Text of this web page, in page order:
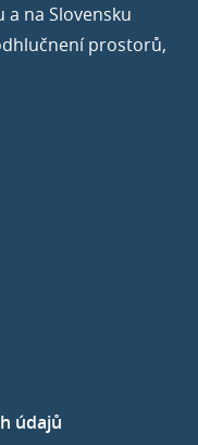
a na Slovensku
prostorů,
údajů